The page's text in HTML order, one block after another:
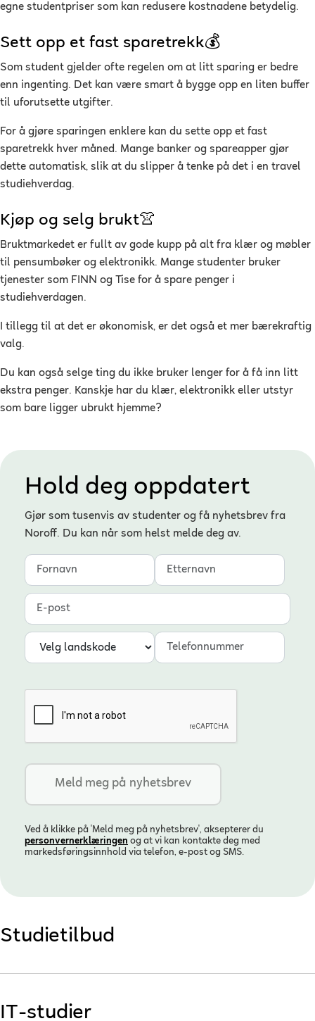
egne studentpriser som kan redusere kostnadene betydelig.
Sett opp et fast sparetrekk💰
Som student gjelder ofte regelen om at litt sparing er bedre
enn ingenting. Det kan være smart å bygge opp en liten buffer
til uforutsette utgifter.
For å gjøre sparingen enklere kan du sette opp et fast
sparetrekk hver måned. Mange banker og spareapper gjør
dette automatisk, slik at du slipper å tenke på det i en travel
studiehverdag.
Kjøp og selg brukt👚
Bruktmarkedet er fullt av gode kupp på alt fra klær og møbler
til pensumbøker og elektronikk. Mange studenter bruker
tjenester som FINN og Tise for å spare penger i
studiehverdagen.
I tillegg til at det er økonomisk, er det også et mer bærekraftig
valg.
Du kan også selge ting du ikke bruker lenger for å få inn litt
ekstra penger. Kanskje har du klær, elektronikk eller utstyr
som bare ligger ubrukt hjemme?
Hold deg oppdatert
Gjør som tusenvis av studenter og få nyhetsbrev fra
Noroff. Du kan når som helst melde deg av.
Fornavn
Etternavn
E-post
Landskode
Telefonnummer
Ved å klikke på 'Meld meg på nyhetsbrev', aksepterer du
personvern­erklæringen og at vi kan kontakte deg med
markedsføringsinnhold via telefon, e-post og SMS.
Studietilbud
IT-studier